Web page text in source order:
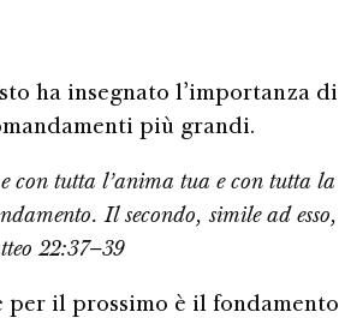
ha insegnato l’importanza di
più grandi.
con tutta l’anima tua e con tutta la
Il secondo, simile ad esso,
22:37–39
per il prossimo è il fondamento